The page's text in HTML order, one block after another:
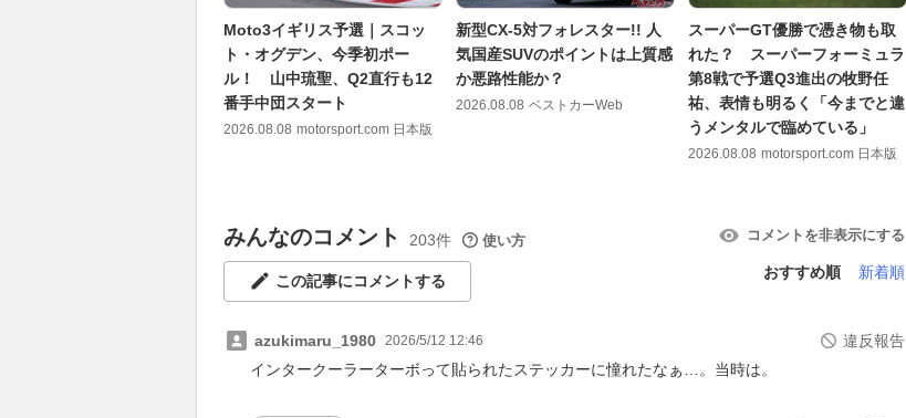
Moto3イギリス予選｜スコッ
ト・オグデン、今季初ポー
ル！ 山中琉聖、Q2直行も12
番手中団スタート
2026.08.08 motorsport.com 日本版
新型CX-5対フォレスター!! 人
気国産SUVのポイントは上質感
か悪路性能か？
2026.08.08 ベストカーWeb
スーパーGT優勝で憑き物も取
れた？ スーパーフォーミュラ
第8戦で予選Q3進出の牧野任
祐、表情も明るく「今までと違
うメンタルで臨めている」
2026.08.08 motorsport.com 日本版
みんなのコメント 203件 使い方 コメントを非表示にする
この記事にコメントする
おすすめ順 新着順
azukimaru_1980 2026/5/12 12:46
違反報告
インタークーラーターボって貼られたステッカーに憧れたなぁ…。当時は。